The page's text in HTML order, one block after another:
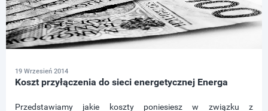
19 Wrzesień 2014
Koszt przyłączenia do sieci energetycznej Energa
Przedstawiamy jakie koszty poniesiesz w związku z